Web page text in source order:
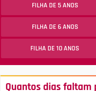
FILHA DE 5 ANOS
FILHA DE 6 ANOS
FILHA DE 10 ANOS
Quantos dias faltam